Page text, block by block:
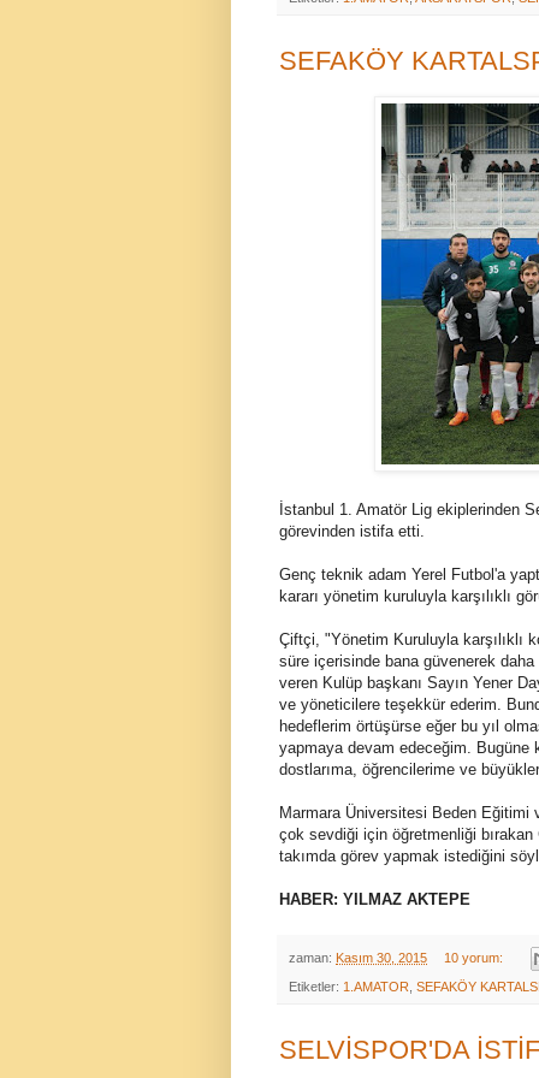
SEFAKÖY
İstanbul 1. Amatör Lig ekiplerinden
görevinden istifa etti.
Genç teknik adam Yerel Futbol'a
kararı yönetim kuruluyla karşılıklı
Çiftçi, "Yönetim Kuruluyla karşılıklı
süre içerisinde bana güvenerek
veren Kulüp başkanı Sayın Yener
ve yöneticilere teşekkür ederim.
hedeflerim örtüşürse eğer bu yıl
yapmaya devam edeceğim.
Bugüne
dostlarıma, öğrencilerime ve
Marmara Üniversitesi Beden
çok sevdiği için öğretmenliği
takımda görev yapmak istediğini
HABER: YILMAZ AKTEPE
zaman: Kasım 30, 2015 10 yorum:
Etiketler: 1.AMATOR SEFAKÖY
SELVİSPOR'DA